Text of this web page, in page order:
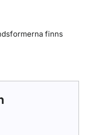
finns